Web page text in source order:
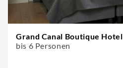
Grand Canal Boutique Hotel
bis 6 Personen